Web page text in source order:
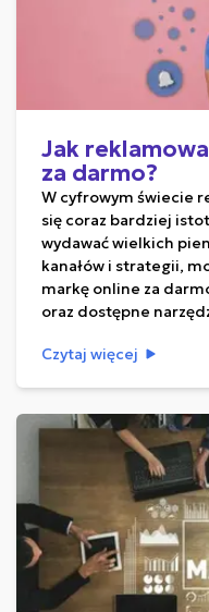
Jak
za darmo?
W cyfrowym świecie
się coraz bardziej
wydawać wielkich
kanałów i strategii,
markę online za
oraz dostępne
Czytaj więcej